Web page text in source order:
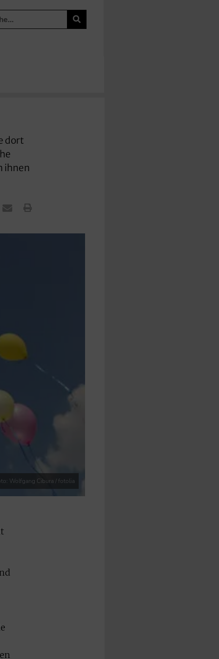
dort
ihnen
Wolfgang Cibura / fotolia